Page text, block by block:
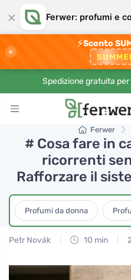
× Ferwer: profumi e
×
⚡Sconto
Spedizione gratuita
Ferwer
# Cosa fare in
ricorrenti
Rafforzare il
Profumi da donna
Petr Novák 10 min